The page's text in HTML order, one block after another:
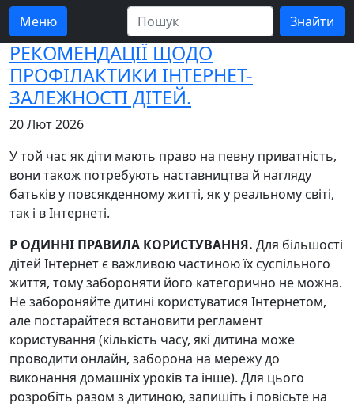
Меню
РЕКОМЕНДАЦІЇ ЩОДО
ПРОФІЛАКТИКИ ІНТЕРНЕТ-
ЗАЛЕЖНОСТІ ДІТЕЙ.
20 Лют 2026
У той час як діти мають право на певну приватність,
вони також потребують наставництва й нагляду
батьків у повсякденному житті, як у реальному світі,
так і в Інтернеті.
Р ОДИННІ ПРАВИЛА КОРИСТУВАННЯ. Для більшості
дітей Інтернет є важливою частиною їх суспільного
життя, тому забороняти його категорично не можна.
Не забороняйте дитині користуватися Інтернетом,
але постарайтеся встановити регламент
користування (кількість часу, які дитина може
проводити онлайн, заборона на мережу до
виконання домашніх уроків та інше). Для цього
розробіть разом з дитиною, запишіть і повісьте на